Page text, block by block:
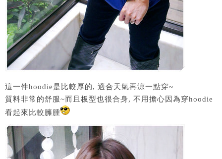
這一件hoodie是比較厚的, 適合天氣再涼一點穿~
質料非常的舒服~而且板型也很合身, 不用擔心因為穿hoodie
看起來比較臃腫